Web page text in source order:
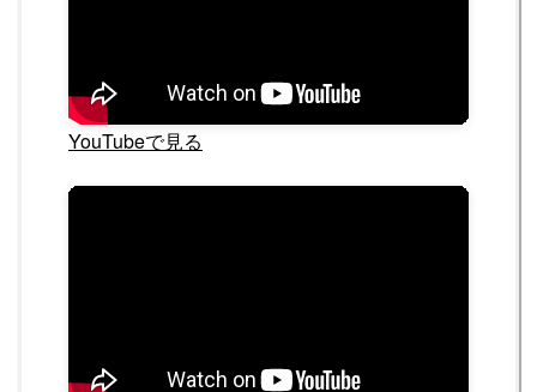
YouTubeで見る